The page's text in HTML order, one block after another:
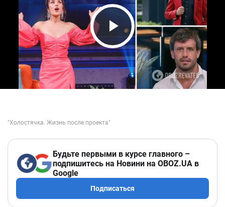
Play Video
Будьте первыми в курсе главного –
подпишитесь на Новини на OBOZ.UA в
Google
Подписаться